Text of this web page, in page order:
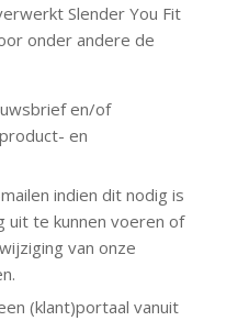
Slender You Fit
onder andere de
en/of
en
indien dit nodig is
uit te kunnen voeren of
van onze
(klant)portaal vanuit